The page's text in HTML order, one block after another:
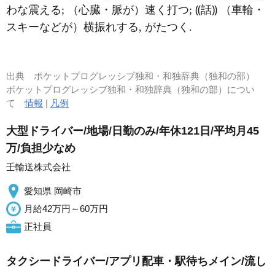
わな震える; （心臓・脈が）速く打つ; ⸨話⸩ （車輪・
スキーなどが）横振れする, がたつく.
出典 ポケットプログレッシブ独和・和独辞典（独和の部）
ポケットプログレッシブ独和・和独辞典（独和の部）につい
て情報 | 凡例
大型ドライバー/地場/日勤のみ/年休121日/平均月45
万/負担少なめ
壬輸送株式会社
愛知県 岡崎市
月給42万円～60万円
正社員
タクシードライバー/アプリ配車・駅待ちメイン/流し